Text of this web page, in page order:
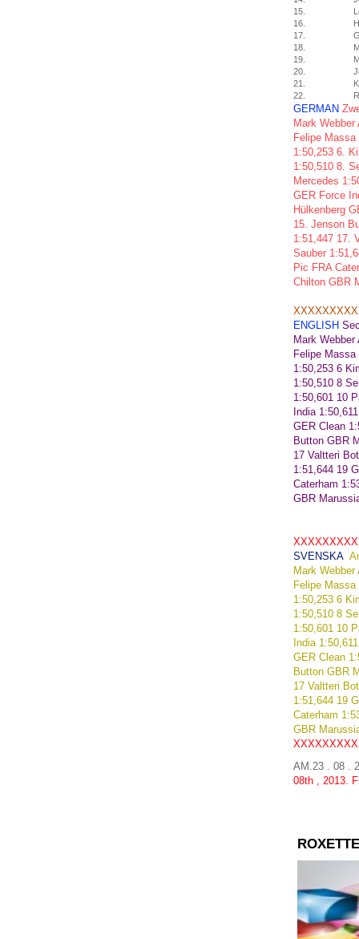
15.
16.
17.
18.
19.
20.
21.
22.
GERMAN
Mark
Felipe
1:50,253 6.
1:50,510 8.
Mercedes
GER Force
Hülkenberg
15. Jenson
1:51,447 17.
Sauber
Pic FRA
Chilton GBR
ENGLISH
Mark Webber
Felipe Massa
1:50,253 6
1:50,510 8
1:50,601 10
India 1:50,611
GER Clean
Button GBR
17 Valtteri
1:51,644 19
Caterham
GBR
SVENSKA
Mark Webber
Felipe Massa
1:50,253 6
1:50,510 8
1:50,601 10
India 1:50,611
GER Clean
Button GBR
17 Valtteri
1:51,644 19
Caterham
GBR
AM.23 . 08 .
08th , 2013.